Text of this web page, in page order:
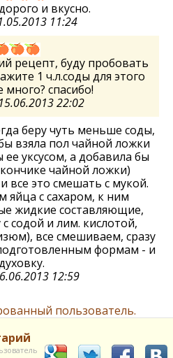
и вкусно.
11:24
рецепт, буду пробовать
1 ч.л.соды для этого
много? спасибо!
15.06.2013 22:02
беру чуть меньше соды,
взяла пол чайной ложки
ее уксусом, а добавила бы
чайной ложки)
все это смешать с мукой.
яйца с сахаром, к ним
жидкие составляющие,
содой и лим. кислотой,
все смешиваем, сразу
формам - и
12:59
пользователь.